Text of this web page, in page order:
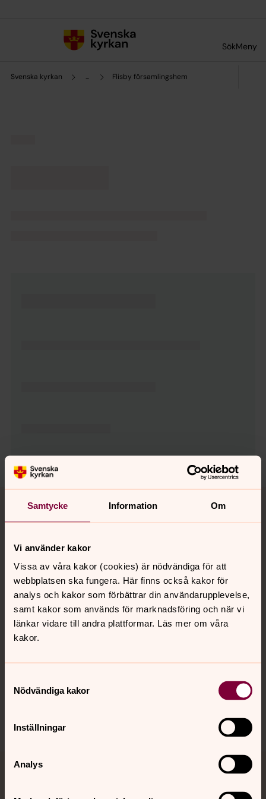
Samtycke Information Om
Vi använder kakor
Vissa av våra kakor (cookies) är nödvändiga för att
webbplatsen ska fungera. Här finns också kakor för
analys och kakor som förbättrar din användarupplevelse,
samt kakor som används för marknadsföring och när vi
länkar vidare till andra plattformar. Läs mer om våra
kakor.
Nödvändiga kakor
Inställningar
Analys
SökMeny
Svenska kyrkan ... Flisby församlingshem
Tillbaka till toppen
Tillbaka till innehållet
Kontakt
Kalender
Hitta snabbt
Sociala kanaler